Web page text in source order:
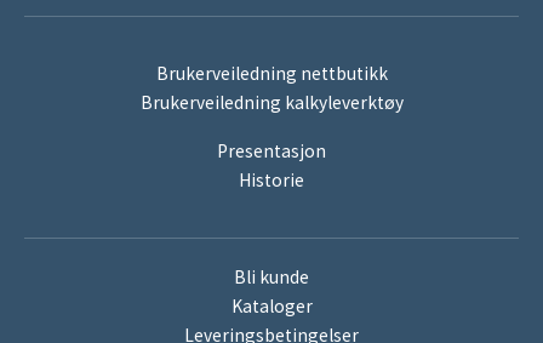
Brukerveiledning nettbutikk
Brukerveiledning kalkyleverktøy
Presentasjon
Historie
Bli kunde
Kataloger
Leveringsbetingelser